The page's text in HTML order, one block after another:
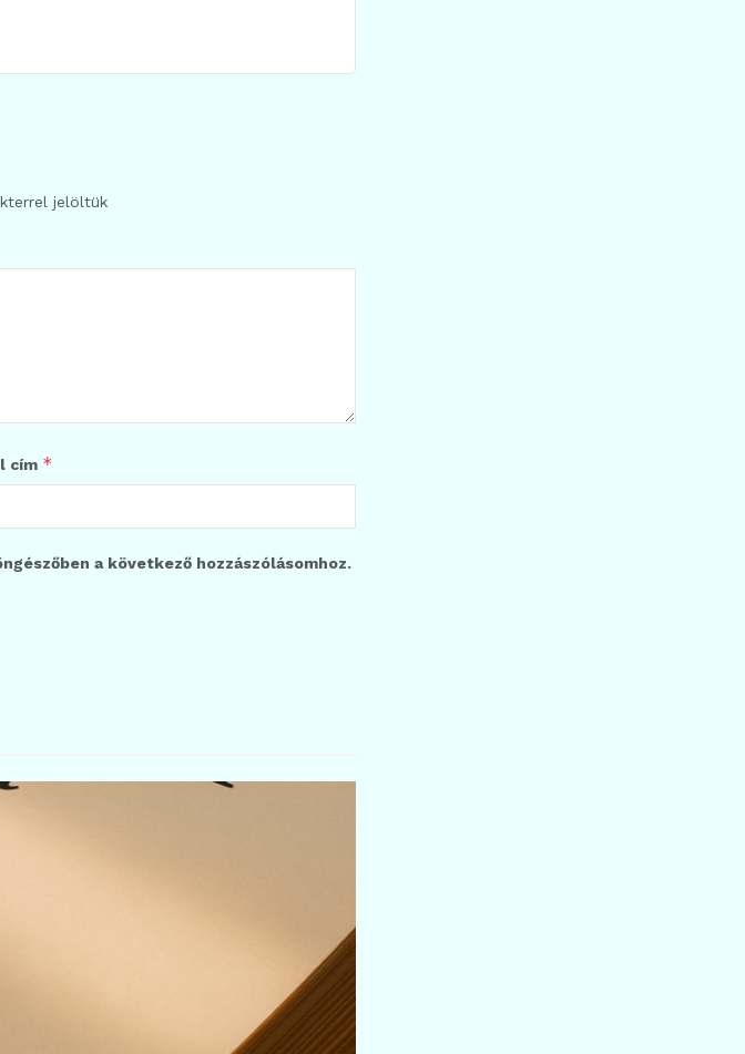
jelöltük
cím *
a következő hozzászólásomhoz.